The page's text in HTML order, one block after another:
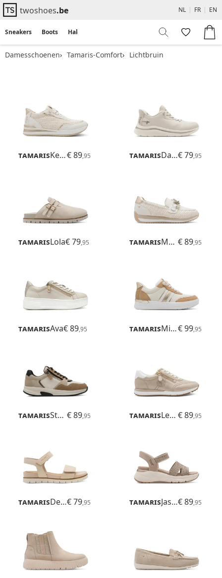
twoshoes.be NL | FR | EN
Sneakers Boots Hakken
Damesschoenen Tamaris-Comfort Lichtbruin
Tamaris Kelly€ 89,95 Tamaris Daisy€ 79,95
TamarisLola€ 79,95 Tamaris Mona € 89,95
TamarisAva€ 89,95 Tamaris Milly€ 99,95
Tamaris Stefania € 89,95 Tamaris Leso € 89,95
Tamaris Delia€ 79,95 Tamaris Jasmin€ 89,95